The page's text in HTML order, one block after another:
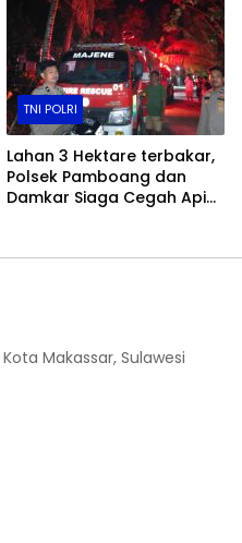
TNI POLRI
Lahan 3 Hektare terbakar,
Polsek Pamboang dan
Damkar Siaga Cegah Api
Makassar, Sulawesi